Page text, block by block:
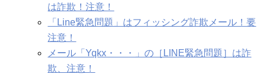
は詐欺！注意！
「Line緊急問題」はフィッシング詐欺メール！要
注意！
メール「Yqkx・・・」の［LINE緊急問題］は詐
欺、注意！